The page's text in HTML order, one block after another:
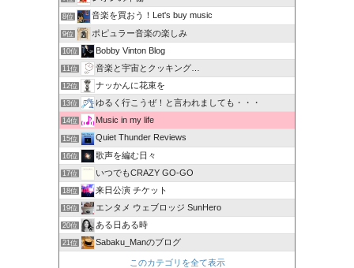
8位 音楽を買おう！Let's buy music
9位 ポピュラー音楽の楽しみ
10位 Bobby Vinton Blog
11位 音楽と宇宙とクッキング…
12位 ナッかんに花束を
13位 ゆるく行こうぜ！と言われましても・・・
14位 Music in my life
15位 Quiet Thunder Reviews
16位 歌声を編む日々
17位 いつでもCRAZY GO-GO
18位 来日公演 チケット
19位 エンタメ ウェブロッジ SunHero
20位 ある日ある時
21位 Sabaku_Manのブログ
このカテゴリを全て表示